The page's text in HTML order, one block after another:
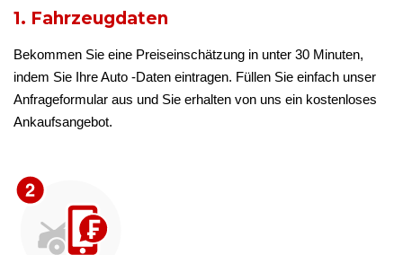
1. Fahrzeugdaten
Bekommen Sie eine Preiseinschätzung in unter 30 Minuten,
indem Sie Ihre Auto -Daten eintragen. Füllen Sie einfach unser
Anfrageformular aus und Sie erhalten von uns ein kostenloses
Ankaufsangebot.